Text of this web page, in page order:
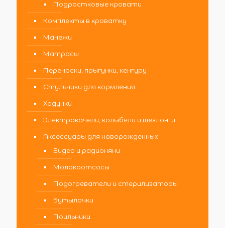
Подростковые кровати
Комплекты в кроватку
Манежи
Матрасы
Переноски, прыгунки, кенгуру
Стульчики для кормления
Ходунки
Электрокачели, колыбели и шезлонги
Аксессуары для новорожденных
Видео и радионяни
Молокоотсосы
Подогреватели и стерилизаторы
Бутылочки
Поильники